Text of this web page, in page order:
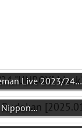
Live 2023/24…
Nippon…